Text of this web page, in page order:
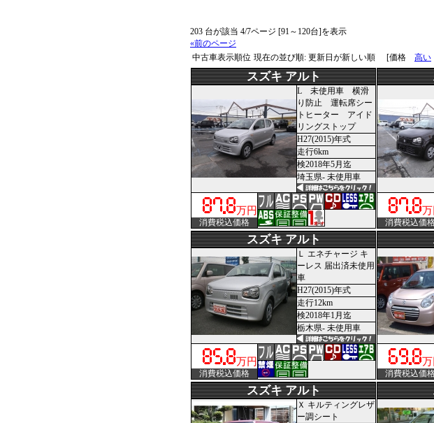
203 台が該当 4/7ページ [91～120台]を表示
«前のページ
中古車表示順位 現在の並び順: 更新日が新しい順 [価格 高い
スズキ アルト
L 未使用車 横滑
り防止 運転席シー
トヒーター アイド
リングストップ
H27(2015)年式
走行6km
検2018年5月迄
埼玉県- 未使用車
万円
消費税込価格
万
消費税込価
スズキ アルト
Ｌ エネチャージ キ
ーレス 届出済未使用
車
H27(2015)年式
走行12km
検2018年1月迄
栃木県- 未使用車
万円
消費税込価格
万
消費税込価
スズキ アルト
Ｘ キルティングレザ
ー調シート